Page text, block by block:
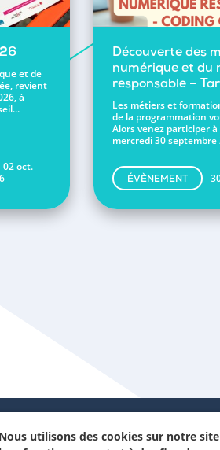
et de
revient
à
02 oct.
Découverte des
numérique et du
responsable –
Les métiers et
de la programmation
Alors venez participer
mercredi 30 septembre
ÉVÈNEMENT
utilisons des cookies sur notre